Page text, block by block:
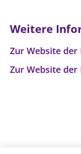
Weitere
Zur Website der
Zur Website